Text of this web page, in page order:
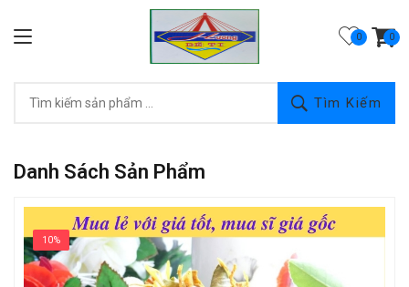
0
Tìm Kiếm
Danh Sách Sản Phẩm
10%